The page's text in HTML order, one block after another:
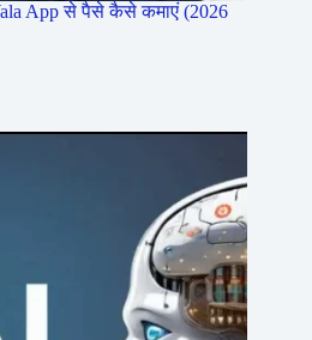
App से पैसे कैसे कमाएं (2026